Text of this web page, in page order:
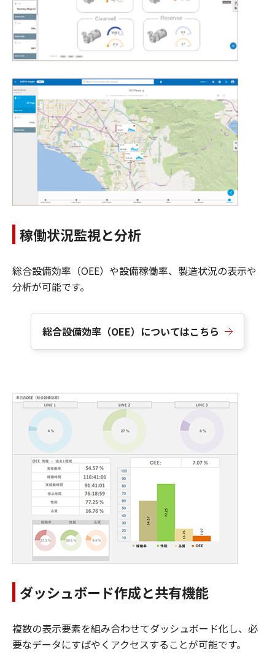
稼働状況監視と分析
総合設備効率（OEE）や設備稼働率、製造状況の表示や
分析が可能です。
総合設備効率（OEE）についてはこちら
ダッシュボード作成と共有機能
複数の表示要素を組み合わせてダッシュボード化し、必
要なデータにすばやくアクセスすることが可能です。